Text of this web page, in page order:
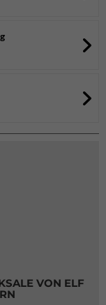
VON ELF